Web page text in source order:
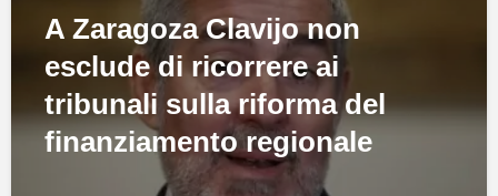
A Zaragoza Clavijo non
esclude di ricorrere ai
tribunali sulla riforma del
finanziamento regionale